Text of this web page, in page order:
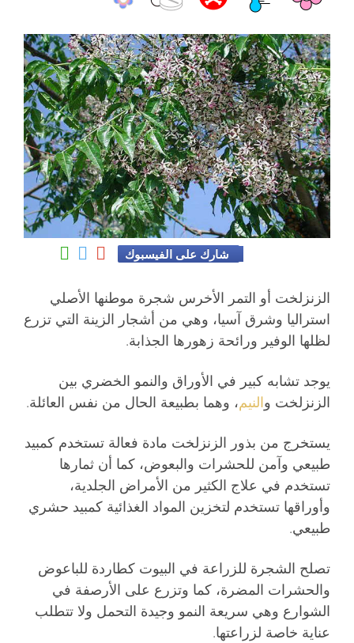
شارك على الفيسبوك
الزنزلخت أو التمر الأخرس شجرة موطنها الأصلي
استراليا وشرق آسيا، وهي من أشجار الزينة التي تزرع
لظلها الوفير ورائحة زهورها الجذابة.
يوجد تشابه كبير في الأوراق والنمو الخضري بين
الزنزلخت والنيم، وهما بطبيعة الحال من نفس العائلة.
يستخرج من بذور الزنزلخت مادة فعالة تستخدم كمبيد
طبيعي وآمن للحشرات والبعوض، كما أن ثمارها
تستخدم في علاج الكثير من الأمراض الجلدية،
وأوراقها تستخدم لتخزين المواد الغذائية كمبيد حشري
طبيعي.
تصلح الشجرة للزراعة في البيوت كطاردة للباعوض
والحشرات المضرة، كما وتزرع على الأرصفة في
الشوارع وهي سريعة النمو وجيدة التحمل ولا تتطلب
عناية خاصة لزراعتها.